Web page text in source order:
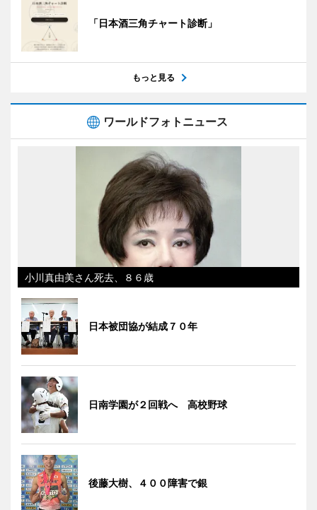
「日本酒三角チャート診断」
もっと見る
ワールドフォトニュース
小川真由美さん死去、８６歳
日本被団協が結成７０年
日南学園が２回戦へ 高校野球
後藤大樹、４００障害で銀